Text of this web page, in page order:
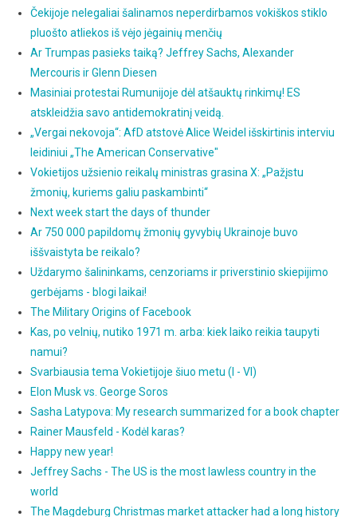
Čekijoje nelegaliai šalinamos neperdirbamos vokiškos stiklo
pluošto atliekos iš vėjo jėgainių menčių
Ar Trumpas pasieks taiką? Jeffrey Sachs, Alexander
Mercouris ir Glenn Diesen
Masiniai protestai Rumunijoje dėl atšauktų rinkimų! ES
atskleidžia savo antidemokratinį veidą.
„Vergai nekovoja“: AfD atstovė Alice Weidel išskirtinis interviu
leidiniui „The American Conservative"
Vokietijos užsienio reikalų ministras grasina X: „Pažįstu
žmonių, kuriems galiu paskambinti“
Next week start the days of thunder
Ar 750 000 papildomų žmonių gyvybių Ukrainoje buvo
iššvaistyta be reikalo?
Uždarymo šalininkams, cenzoriams ir priverstinio skiepijimo
gerbėjams - blogi laikai!
The Military Origins of Facebook
Kas, po velnių, nutiko 1971 m. arba: kiek laiko reikia taupyti
namui?
Svarbiausia tema Vokietijoje šiuo metu (I - VI)
Elon Musk vs. George Soros
Sasha Latypova: My research summarized for a book chapter
Rainer Mausfeld - Kodėl karas?
Happy new year!
Jeffrey Sachs - The US is the most lawless country in the
world
The Magdeburg Christmas market attacker had a long history